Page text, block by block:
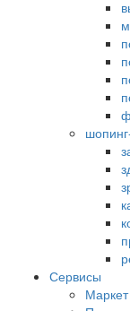
Сервисы
Маркет